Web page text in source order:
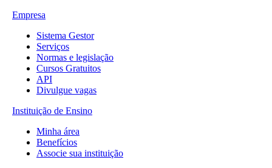
Empresa
Sistema Gestor
Serviços
Normas e legislação
Cursos Gratuitos
API
Divulgue vagas
Instituição de Ensino
Minha área
Benefícios
Associe sua instituição